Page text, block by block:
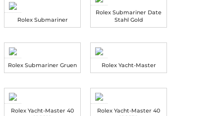
Rolex Submariner
Rolex Submariner Date
Stahl Gold
Rolex Submariner Gruen Rolex Yacht-Master
Rolex Yacht-Master 40
Rolex Yacht-Master 40